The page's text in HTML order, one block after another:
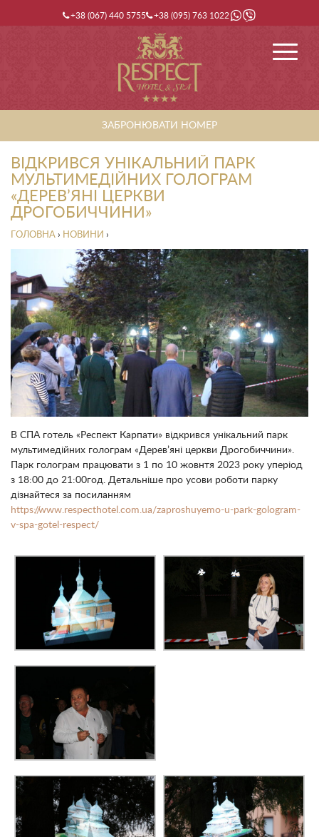
+38 (067) 440 5755 +38 (095) 763 1022
ЗАБРОНЮВАТИ НОМЕР
ВІДКРИВСЯ УНІКАЛЬНИЙ ПАРК
МУЛЬТИМЕДІЙНИХ ГОЛОГРАМ
«ДЕРЕВ’ЯНІ ЦЕРКВИ
ДРОГОБИЧЧИНИ»
ГОЛОВНА › НОВИНИ ›
В СПА готель «Респект Карпати» відкрився унікальний парк
мультимедійних голограм «Дерев’яні церкви Дрогобиччини».
Парк голограм працювати з 1 по 10 жовнтя 2023 року уперіод
з 18:00 до 21:00год. Детальніше про усови роботи парку
дізнайтеся за посиланням
https://www.respecthotel.com.ua/zaproshuyemo-u-park-gologram-
v-spa-gotel-respect/